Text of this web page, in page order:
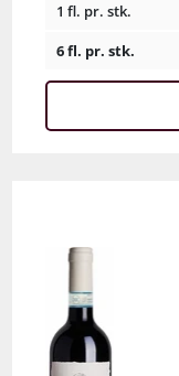
1 fl. pr. stk.
6 fl. pr. stk.